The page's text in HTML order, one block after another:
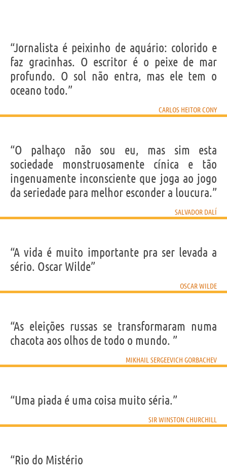
“Jornalista é peixinho de aquário: colorido e
faz gracinhas. O escritor é o peixe de mar
profundo. O sol não entra, mas ele tem o
oceano todo.”
CARLOS HEITOR CONY
“O palhaço não sou eu, mas sim esta
sociedade monstruosamente cínica e tão
ingenuamente inconsciente que joga ao jogo
da seriedade para melhor esconder a loucura.”
SALVADOR DALÍ
“A vida é muito importante pra ser levada a
sério. Oscar Wilde”
OSCAR WILDE
“As eleições russas se transformaram numa
chacota aos olhos de todo o mundo. ”
MIKHAIL SERGEEVICH GORBACHEV
“Uma piada é uma coisa muito séria.”
SIR WINSTON CHURCHILL
“Rio do Mistério